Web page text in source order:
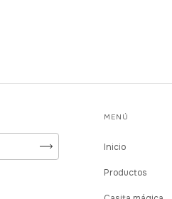
MENÚ
Inicio
Productos